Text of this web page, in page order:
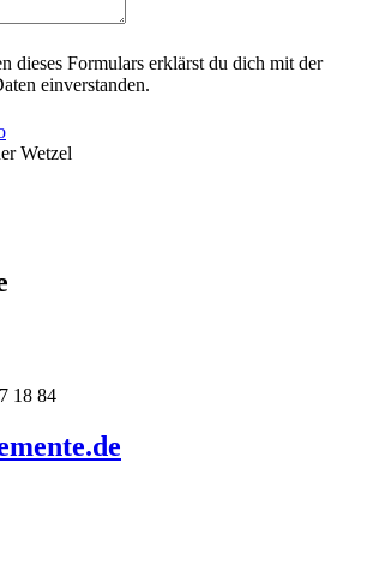
dieses Formulars erklärst du dich mit der
einverstanden.
18 84